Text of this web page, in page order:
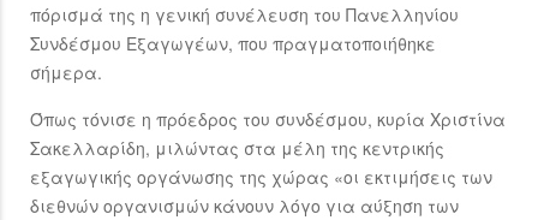
πόρισμά της η γενική συνέλευση του Πανελληνίου
Συνδέσμου Εξαγωγέων, που πραγματοποιήθηκε
σήμερα.
Όπως τόνισε η πρόεδρος του συνδέσμου, κυρία Χριστίνα
Σακελλαρίδη, μιλώντας στα μέλη της κεντρικής
εξαγωγικής οργάνωσης της χώρας «οι εκτιμήσεις των
διεθνών οργανισμών κάνουν λόγο για αύξηση των